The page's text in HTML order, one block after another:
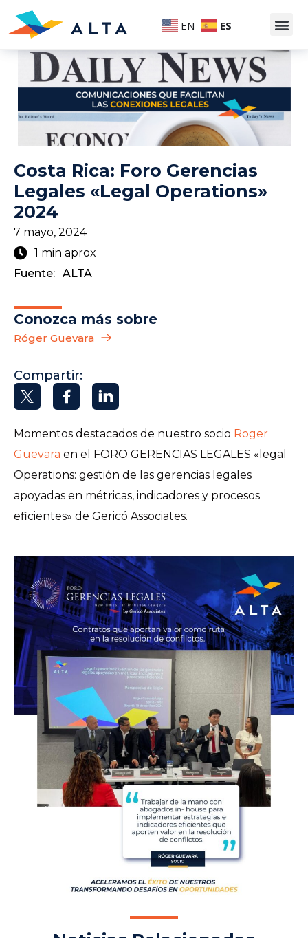
EN ES
Costa Rica: Foro Gerencias
Legales «Legal Operations»
2024
7 mayo, 2024
1 min aprox
Fuente: ALTA
Conozca más sobre
Róger Guevara
Compartir:
Momentos destacados de nuestro socio Roger
Guevara en el FORO GERENCIAS LEGALES «legal
Operations: gestión de las gerencias legales
apoyadas en métricas, indicadores y procesos
eficientes» de Gericó Associates.